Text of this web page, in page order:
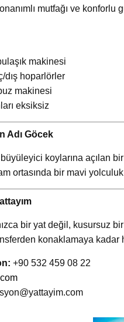
mutfağı ve
makinesi
dış hoparlörler
makinesi
eksiksiz
Adı Göcek
koylarına açılan
ortasında bir mavi
bir yat değil, kusursuz
konaklamaya kadar
+90 532 459 08 22